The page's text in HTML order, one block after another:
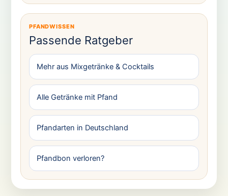
PFANDWISSEN
Passende Ratgeber
Mehr aus Mixgetränke & Cocktails
Alle Getränke mit Pfand
Pfandarten in Deutschland
Pfandbon verloren?